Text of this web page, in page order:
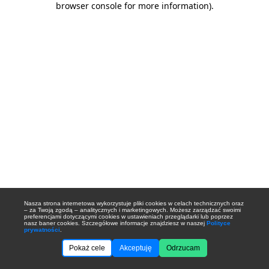
Nasza strona internetowa wykorzystuje pliki cookies w celach technicznych oraz
– za Twoją zgodą – analitycznych i marketingowych. Możesz zarządzać swoimi
preferencjami dotyczącymi cookies w ustawieniach przeglądarki lub poprzez
nasz baner cookies. Szczegółowe informacje znajdziesz w naszej Polityce
prywatności
Pokaż cele Akceptuję Odrzucam
browser console for more information).